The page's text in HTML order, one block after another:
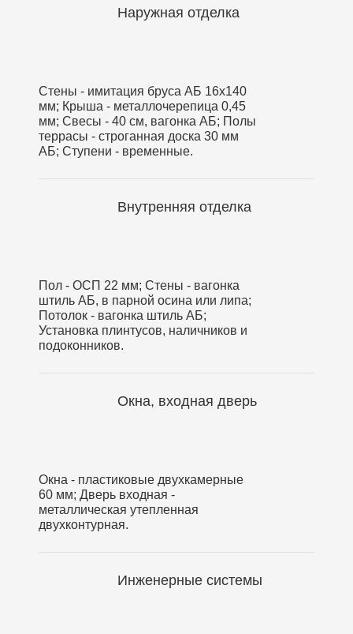
Наружная отделка
Стены - имитация бруса АБ 16х140
мм; Крыша - металлочерепица 0,45
мм; Свесы - 40 см, вагонка АБ; Полы
террасы - строганная доска 30 мм
АБ; Ступени - временные.
Внутренняя отделка
Пол - ОСП 22 мм; Стены - вагонка
штиль АБ, в парной осина или липа;
Потолок - вагонка штиль АБ;
Установка плинтусов, наличников и
подоконников.
Окна, входная дверь
Окна - пластиковые двухкамерные
60 мм; Дверь входная -
металлическая утепленная
двухконтурная.
Инженерные системы